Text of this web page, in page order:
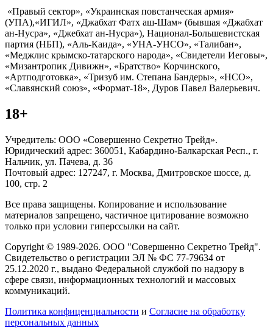
«Правый сектор», «Украинская повстанческая армия»
(УПА),«ИГИЛ», «Джабхат Фатх аш-Шам» (бывшая «Джабхат
ан-Нусра», «Джебхат ан-Нусра»), Национал-Большевистская
партия (НБП), «Аль-Каида», «УНА-УНСО», «Талибан»,
«Меджлис крымско-татарского народа», «Свидетели Иеговы»,
«Мизантропик Дивижн», «Братство» Корчинского,
«Артподготовка», «Тризуб им. Степана Бандеры», «НСО»,
«Славянский союз», «Формат-18», Дуров Павел Валерьевич.
18+
Учредитель: ООО «Совершенно Секретно Трейд».
Юридический адрес: 360051, Кабардино-Балкарская Респ., г.
Нальчик, ул. Пачева, д. 36
Почтовый адрес: 127247, г. Москва, Дмитровское шоссе, д.
100, стр. 2
Все права защищены. Копирование и использование
материалов запрещено, частичное цитирование возможно
только при условии гиперссылки на сайт.
Copyright © 1989-2026. ООО "Совершенно Секретно Трейд".
Свидетельство о регистрации ЭЛ № ФС 77-79634 от
25.12.2020 г., выдано Федеральной службой по надзору в
сфере связи, информационных технологий и массовых
коммуникаций.
Политика конфиценциальности и Согласие на обработку
персональных данных